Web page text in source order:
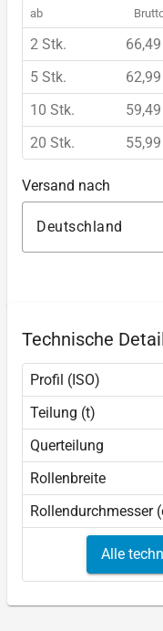
ab
2 Stk.
5 Stk.
10 Stk.
20 Stk.
Versand nach
Deutschland
Technische
Profil (ISO)
Teilung (t)
Querteilung
Rollenbreite
Rollendurchmesser
Alle